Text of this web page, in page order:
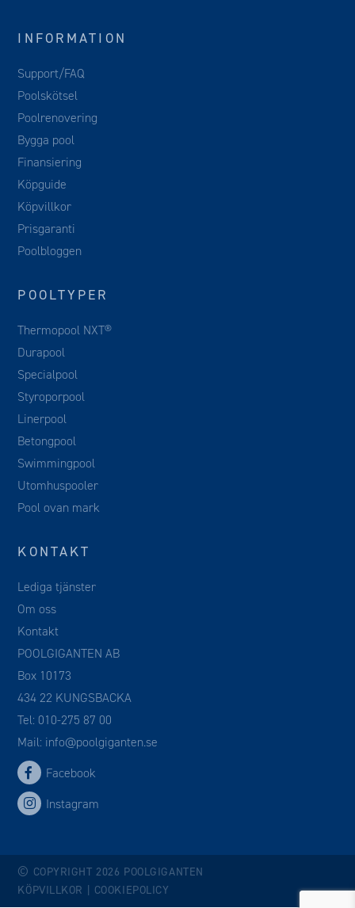
INFORMATION
Support/FAQ
Poolskötsel
Poolrenovering
Bygga pool
Finansiering
Köpguide
Köpvillkor
Prisgaranti
Poolbloggen
POOLTYPER
Thermopool NXT®
Durapool
Specialpool
Styroporpool
Linerpool
Betongpool
Swimmingpool
Utomhuspooler
Pool ovan mark
KONTAKT
Lediga tjänster
Om oss
Kontakt
POOLGIGANTEN AB
Box 10173
434 22 KUNGSBACKA
Tel:010-275 87 00
Mail: info@poolgiganten.se
Facebook
Instagram
© COPYRIGHT 2026 POOLGIGANTEN
KÖPVILLKOR
COOKIEPOLICY